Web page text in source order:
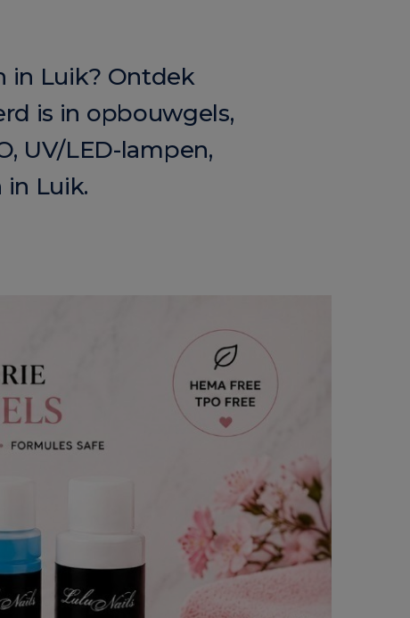
in Luik? Ontdek
is in opbouwgels,
UV/LED-lampen,
Luik.